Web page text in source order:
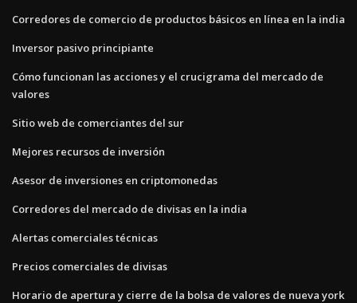
Corredores de comercio de productos básicos en línea en la india
Inversor pasivo principiante
Cómo funcionan las acciones y el crucigrama del mercado de
valores
Sitio web de comerciantes del sur
Mejores recursos de inversión
Asesor de inversiones en criptomonedas
Corredores del mercado de divisas en la india
Alertas comerciales técnicas
Precios comerciales de divisas
Horario de apertura y cierre de la bolsa de valores de nueva york